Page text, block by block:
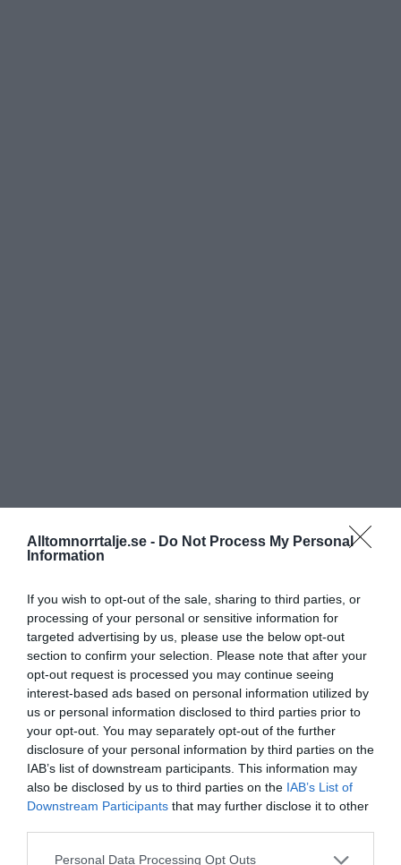
Alltomnorrtalje.se - Do Not Process My Personal
Information
If you wish to opt-out of the sale, sharing to third parties, or
processing of your personal or sensitive information for
targeted advertising by us, please use the below opt-out
section to confirm your selection. Please note that after your
opt-out request is processed you may continue seeing
interest-based ads based on personal information utilized by
us or personal information disclosed to third parties prior to
your opt-out. You may separately opt-out of the further
disclosure of your personal information by third parties on the
IAB’s list of downstream participants. This information may
also be disclosed by us to third parties on the IAB’s List of
Downstream Participants that may further disclose it to other
Personal Data Processing Opt Outs